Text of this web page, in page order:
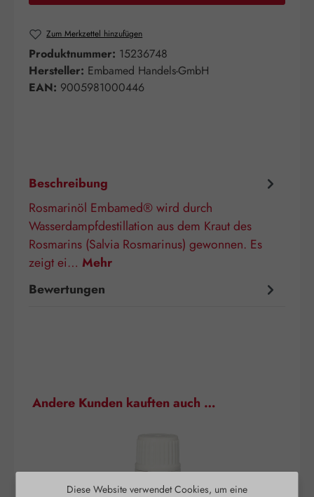
Zum Merkzettel hinzufügen
Produktnummer: 15236748
Hersteller: Embamed Handels-GmbH
EAN: 9005981000446
Beschreibung
Rosmarinöl Embamed® wird durch
Wasserdampfdestillation aus dem Kraut des
Rosmarins (Salvia Rosmarinus) gewonnen. Es
zeigt ei… Mehr
Bewertungen
Produktgalerie überspringen
Andere Kunden kauften auch …
Diese Website verwendet Cookies, um eine